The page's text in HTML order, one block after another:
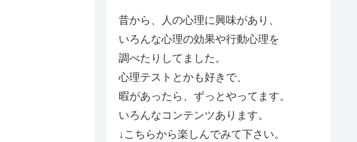
昔から、人の心理に興味があり、
いろんな心理の効果や行動心理を
調べたりしてました。
心理テストとかも好きで、
暇があったら、ずっとやってます。
いろんなコンテンツあります。
↓こちらから楽しんでみて下さい。